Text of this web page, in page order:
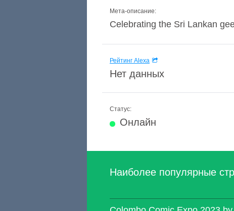
Мета-описание:
Celebrating the Sri Lankan
Рейтинг Alexa
Нет данных
Статус:
Онлайн
Наиболее популярные